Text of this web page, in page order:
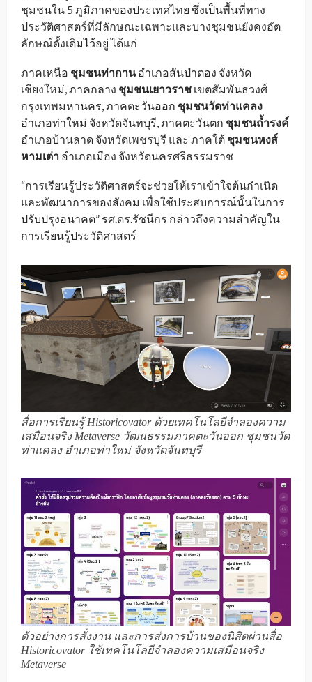
ชุมชนใน 5 ภูมิภาคของประเทศไทย ซึ่งเป็นพื้นที่ทาง
ประวัติศาสตร์ที่มีลักษณะเฉพาะและบางชุมชนยังคงอัต
ลักษณ์ดั้งเดิมไว้อยู่ ได้แก่
ภาคเหนือ ชุมชนท่ากานอำเภอสันป่าตอง จังหวัด
เชียงใหม่, ภาคกลาง ชุมชนเยาวราช เขตสัมพันธวงศ์
กรุงเทพมหานคร, ภาคตะวันออก ชุมชนวัดท่าแคลง
อำเภอท่าใหม่ จังหวัดจันทบุรี, ภาคตะวันตก ชุมชนถ้ำรงค์
อำเภอบ้านลาด จังหวัดเพชรบุรี และ ภาคใต้ ชุมชนหงส์
หามเต่า อำเภอเมือง จังหวัดนครศรีธรรมราช
“การเรียนรู้ประวัติศาสตร์จะช่วยให้เราเข้าใจต้นกำเนิด
และพัฒนาการของสังคม เพื่อใช้ประสบการณ์นั้นในการ
ปรับปรุงอนาคต” รศ.ดร.รัชนีกร กล่าวถึงความสำคัญใน
การเรียนรู้ประวัติศาสตร์
สื่อการเรียนรู้ Historicovator ด้วยเทคโนโลยีจำลองความ
เสมือนจริง Metaverse วัฒนธรรมภาคตะวันออก ชุมชนวัด
ท่าแคลง อำเภอท่าใหม่ จังหวัดจันทบุรี
ตัวอย่างการสั่งงาน และการส่งการบ้านของนิสิตผ่านสื่อ
Historicovator ใช้เทคโนโลยีจำลองความเสมือนจริง
Metaverse